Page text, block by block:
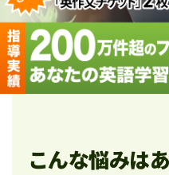
こんな悩みは